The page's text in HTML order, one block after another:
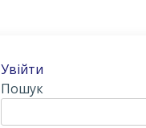
Увійти
Пошук